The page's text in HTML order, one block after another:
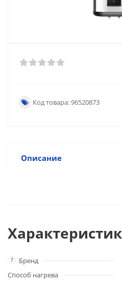
Код товара: 96520873
Описание
? Бренд
Способ нагрева